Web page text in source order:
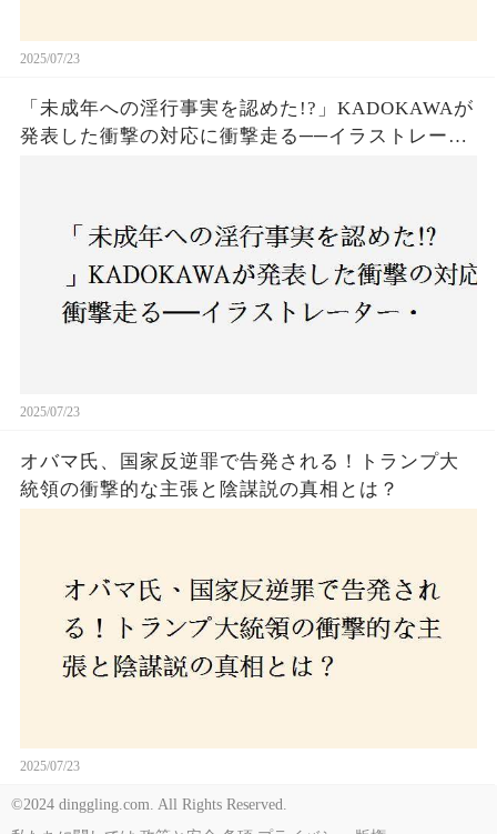
2025/07/23
「未成年への淫行事実を認めた!?」KADOKAWAが
発表した衝撃の対応に衝撃走る──イラストレータ
2025/07/23
オバマ氏、国家反逆罪で告発される！トランプ大
統領の衝撃的な主張と陰謀説の真相とは？
2025/07/23
©2024 dinggling.com. All Rights Reserved.